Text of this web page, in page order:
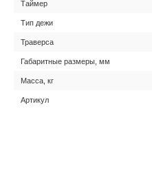
Таймер
Тип дежи
Траверса
Габаритные размеры, мм
Масса, кг
Артикул